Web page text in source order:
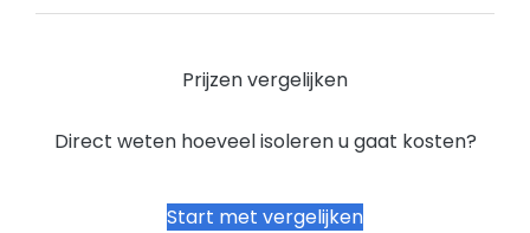
Prijzen vergelijken
Direct weten hoeveel isoleren u gaat kosten?
Start met vergelijken